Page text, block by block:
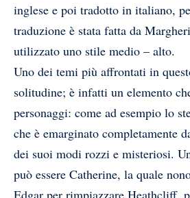
inglese e poi tradotto in italiano,
traduzione è stata fatta da
utilizzato uno stile medio – alto.
Uno dei temi più affrontati in
solitudine; è infatti un elemento
personaggi: come ad esempio lo
che è emarginato completamente
dei suoi modi rozzi e misteriosi.
può essere Catherine, la quale
Edgar per rimpiazzare Heathcliff,